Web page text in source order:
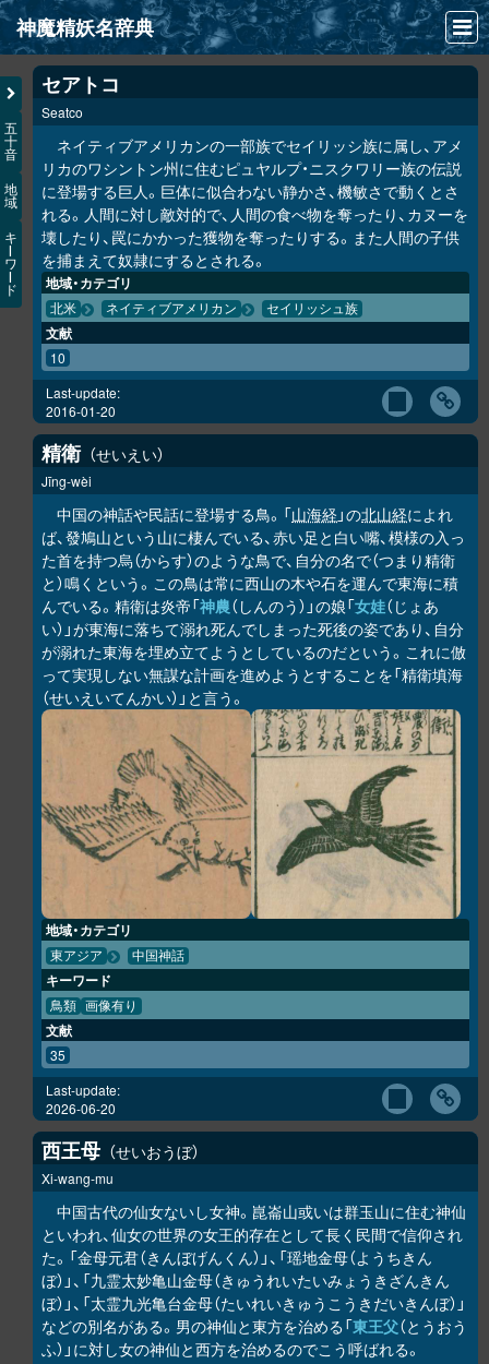
神魔精妖名辞典
NEWS
INFO
文献
検索
凖項目
画像資料便覧
LINK
五
十
音
地
域
キ
ワ
ド
セアトコ
Seatco
ネイティブアメリカンの一部族でセイリッシ族に属し、アメ
リカのワシントン州に住むピュヤルプ・ニスクワリー族の伝説
に登場する巨人。巨体に似合わない静かさ、機敏さで動くとさ
れる。人間に対し敵対的で、人間の食べ物を奪ったり、カヌーを
壊したり、罠にかかった獲物を奪ったりする。また人間の子供
を捕まえて奴隷にするとされる。
地域・カテゴリ
北米 ネイティブアメリカン セイリッシュ族
文献
10
Last-update:
2016-01-20
精衛 せいえい
Jīng-wèi
中国の神話や民話に登場する鳥。「山海経 」の北山経によれ
ば、發鳩山という山に棲んでいる、赤い足と白い嘴、模様の入っ
た首を持つ烏（からす）のような鳥で、自分の名で（つまり精衛
と）鳴くという。この鳥は常に西山の木や石を運んで東海に積
んでいる。精衛は炎帝「神農（しんのう）」の娘「女娃（じょあ
い）」が東海に落ちて溺れ死んでしまった死後の姿であり、自分
が溺れた東海を埋め立てようとしているのだという。これに倣
って実現しない無謀な計画を進めようとすることを「精衛填海
（せいえいてんかい）」と言う。
地域・カテゴリ
東アジア 中国神話
キーワード
鳥類 画像有り
文献
35
Last-update:
2026-06-20
西王母 せいおうぼ
Xi-wang-mu
中国古代の仙女ないし女神。崑崙山或いは群玉山に住む神仙
といわれ、仙女の世界の女王的存在として長く民間で信仰され
た。「金母元君（きんぼげんくん）」、「瑶地金母（ようちきん
ぼ）」、「九霊太妙亀山金母（きゅうれいたいみょうきざんきん
ぼ）」、「太霊九光亀台金母（たいれいきゅうこうきだいきんぼ）」
などの別名がある。男の神仙と東方を治める「東王父（とうおう
ふ）」に対し女の神仙と西方を治めるのでこう呼ばれる。